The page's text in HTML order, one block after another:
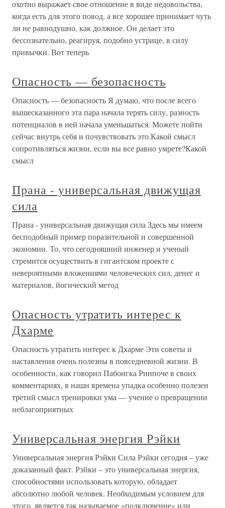
охотно выражает свое отношение в виде недовольства,
когда есть для этого повод, а все хорошее принимает чуть
ли не равнодушно, как должное. Он делает это
бессознательно, реагируя, подобно устрице, в силу
привычки. Вот теперь
Опасность — безопасность
Опасность — безопасность Я думаю, что после всего
вышесказанного эта пара начала терять силу, разность
потенциалов в ней начала уменьшаться. Можете пойти
сейчас внутрь себя и почувствовать это.Какой смысл
сопротивляться жизни, если вы все равно умрете?Какой
смысл
Прана - универсальная движущая
сила
Прана - универсальная движущая сила Здесь мы имеем
бесподобный пример поразительной и совершенной
экономии. То, что сегодняшний инженер и ученый
стремится осуществить в гигантском проекте с
невероятными вложениями человеческих сил, денег и
материалов, йогический метод
Опасность утратить интерес к
Дхарме
Опасность утратить интерес к Дхарме Эти советы и
наставления очень полезны в повседневной жизни. В
особенности, как говорил Пабонгка Ринпоче в своих
комментариях, в наши времена упадка особенно полезен
третий смысл тренировки ума — учение о превращении
неблагоприятных
Универсальная энергия Рэйки
Универсальная энергия Рэйки Сила Рэйки сегодня – уже
доказанный факт. Рэйки – это универсальная энергия,
способностями использовать которую, обладает
абсолютно любой человек. Необходимым условием для
этого, является так называемое «подключение» или